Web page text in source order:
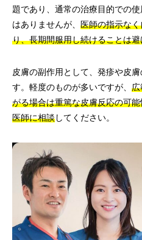
題であり、通常の治療目的での
はありませんが、 医師の指示な
り、長期間服用し続けることは
皮膚の副作用として、発疹や皮
す。軽度のものが多いですが、 広
がる場合は重篤な皮膚反応の可
医師に相談してください。